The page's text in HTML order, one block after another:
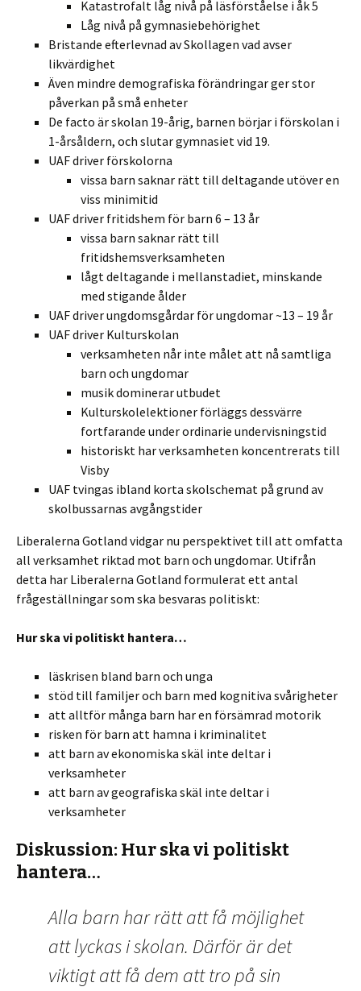
Katastrofalt låg nivå på läsförståelse i åk 5
Låg nivå på gymnasiebehörighet
Bristande efterlevnad av Skollagen vad avser
likvärdighet
Även mindre demografiska förändringar ger stor
påverkan på små enheter
De facto är skolan 19-årig, barnen börjar i förskolan i
1-årsåldern, och slutar gymnasiet vid 19.
UAF driver förskolorna
vissa barn saknar rätt till deltagande utöver en
viss minimitid
UAF driver fritidshem för barn 6 – 13 år
vissa barn saknar rätt till
fritidshemsverksamheten
lågt deltagande i mellanstadiet, minskande
med stigande ålder
UAF driver ungdomsgårdar för ungdomar ~13 – 19 år
UAF driver Kulturskolan
verksamheten når inte målet att nå samtliga
barn och ungdomar
musik dominerar utbudet
Kulturskolelektioner förläggs dessvärre
fortfarande under ordinarie undervisningstid
historiskt har verksamheten koncentrerats till
Visby
UAF tvingas ibland korta skolschemat på grund av
skolbussarnas avgångstider
Liberalerna Gotland vidgar nu perspektivet till att omfatta
all verksamhet riktad mot barn och ungdomar. Utifrån
detta har Liberalerna Gotland formulerat ett antal
frågeställningar som ska besvaras politiskt:
Hur ska vi politiskt hantera…
läskrisen bland barn och unga
stöd till familjer och barn med kognitiva svårigheter
att alltför många barn har en försämrad motorik
risken för barn att hamna i kriminalitet
att barn av ekonomiska skäl inte deltar i
verksamheter
att barn av geografiska skäl inte deltar i
verksamheter
Diskussion: Hur ska vi politiskt
hantera…
Alla barn har rätt att få möjlighet
att lyckas i skolan. Därför är det
viktigt att få dem att tro på sin